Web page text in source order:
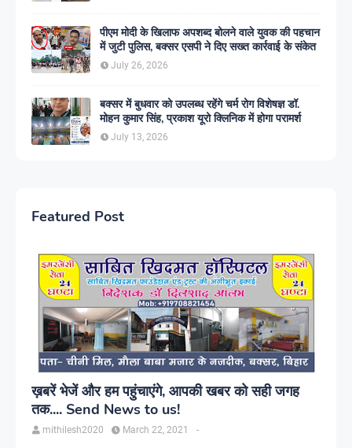
पीएम मोदी के खिलाफ अपशब्द बोलने वाले युवक की पहचान
में जुटी पुलिस, बक्सर एसपी ने दिए सख्त कार्रवाई के संकेत
July 26, 2026
बक्सर में बुधवार को उपलब्ध रहेंगे चर्म रोग विशेषज्ञ डॉ.
मोहन कुमार सिंह, प्रकाश यूरो क्लिनिक में होगा परामर्श
July 13, 2026
Featured Post
ख़बरें भेजें और हम पहुंचाएंगे, आपकी खबर को सही जगह
तक.... Send News to us!
mithilesh2020 -
March 22, 2021